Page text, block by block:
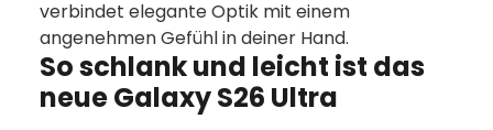
verbindet elegante Optik mit einem
angenehmen Gefühl in deiner Hand.
So schlank und leicht ist das
neue Galaxy S26 Ultra